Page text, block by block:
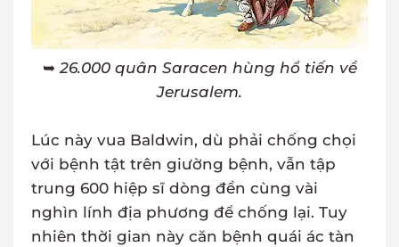
➥26.000 quân Saracen hùng hổ tiến về
Jerusalem.
Lúc này vua Baldwin, dù phải chống chọi
với bệnh tật trên giường bệnh, vẫn tập
trung 600 hiệp sĩ dòng đền cùng vài
nghìn lính địa phương để chống lại. Tuy
nhiên thời gian này căn bệnh quái ác tàn